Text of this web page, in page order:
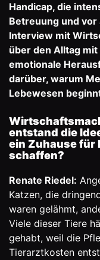
Handicap, die
Betreuung und vor
Interview mit
über den Alltag
emotionale
darüber, warum
Lebewesen
entstand die
ein Zuhause für
schaffen?
Renate Riedel:
Katzen, die
waren gelähmt,
Viele dieser Tiere
gehabt, weil die
Tierarztkosten